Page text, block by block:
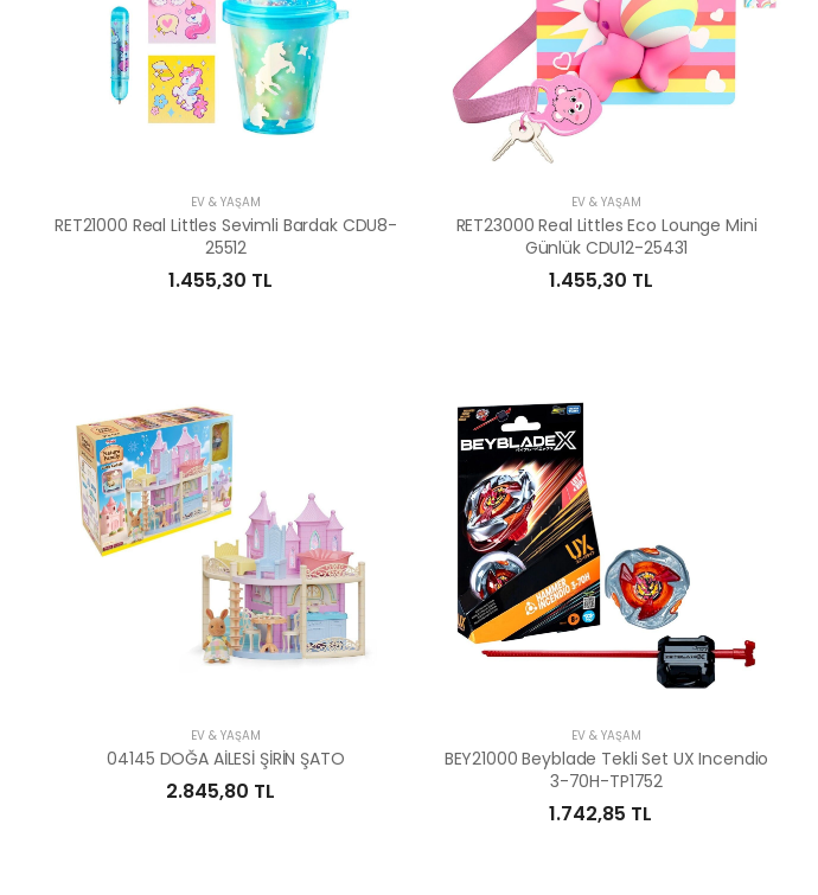
EV & YAŞAM
RET21000 Real Littles Sevimli Bardak CDU8-
25512
1.455,30 TL
EV & YAŞAM
RET23000 Real Littles Eco Lounge Mini
Günlük CDU12-25431
1.455,30 TL
EV & YAŞAM
04145 DOĞA AİLESİ ŞİRİN ŞATO
2.845,80 TL
EV & YAŞAM
BEY21000 Beyblade Tekli Set UX Incendio
3-70H-TP1752
1.742,85 TL